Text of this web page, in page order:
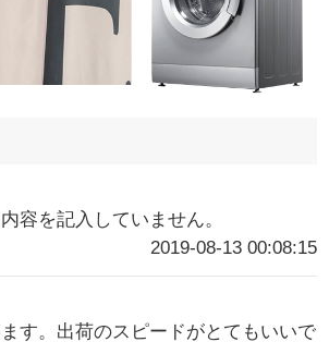
容を記入していません。
2019-08-13 00:08:15
す。出荷のスピードがとてもいいで